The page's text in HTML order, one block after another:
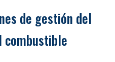
de gestión del
combustible